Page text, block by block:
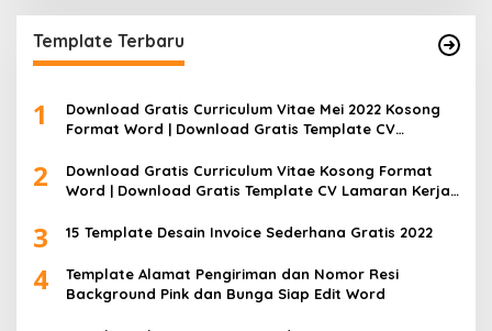
Template Terbaru
1
Download Gratis Curriculum Vitae Mei 2022 Kosong
Format Word | Download Gratis Template CV
2
Download Gratis Curriculum Vitae Kosong Format
Word | Download Gratis Template CV Lamaran Kerja
3 15 Template Desain Invoice Sederhana Gratis 2022
4
Template Alamat Pengiriman dan Nomor Resi
Background Pink dan Bunga Siap Edit Word